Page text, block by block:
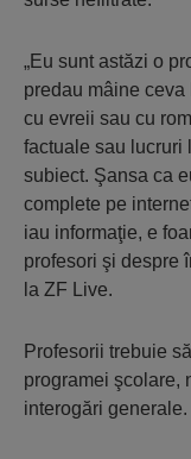
„Eu sunt astăzi o
predau mâine
cu evreii sau cu
factuale sau lucruri
subiect. Şansa ca
complete pe
iau informaţie, e
profesori şi despre
la ZF Live.
Profesorii trebuie
programei şcolare,
interogări generale.